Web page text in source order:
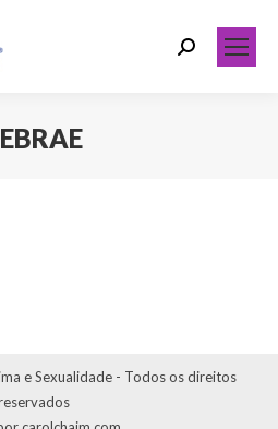
Search:
e Sexualidade - Todos os direitos